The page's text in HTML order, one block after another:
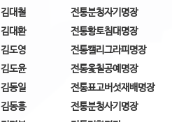
김대철
전통분청자기명장
김대환
전통황토침대명장
김도영
전통캘리그라피명장
김도윤
전통옻칠공예명장
김동일
전통표고버섯재배명장
김동흥 전통분청사기명장